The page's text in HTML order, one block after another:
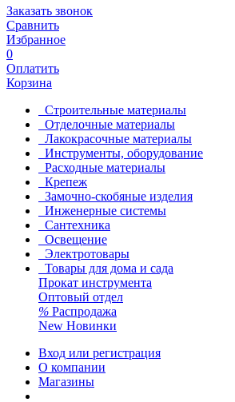
Заказать звонок
Сравнить
Избранное
0
Оплатить
Корзина
Строительные материалы
Отделочные материалы
Лакокрасочные материалы
Инструменты, оборудование
Расходные материалы
Крепеж
Замочно-скобяные изделия
Инженерные системы
Сантехника
Освещение
Электротовары
Товары для дома и сада
Прокат инструмента
Оптовый отдел
% Распродажа
New Новинки
Вход или регистрация
О компании
Магазины